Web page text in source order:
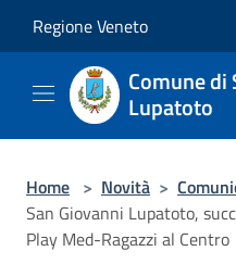
Regione Veneto
Comune di
Lupatoto
Home > Novità >
San Giovanni Lupatoto,
Play Med-Ragazzi al Centro